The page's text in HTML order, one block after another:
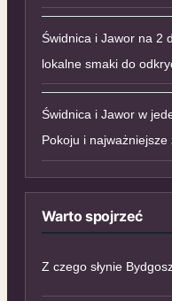
Świdnica i Jawor na 2
lokalne smaki do
Świdnica i Jawor w
Pokoju i
Warto spojrzeć
Z czego słynie